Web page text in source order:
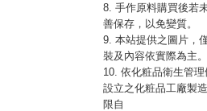
8. 手作原料購買後若
善保存，以免變質。
9. 本站提供之圖片，
裝及內容依實際為主。
10. 依化粧品衛生管
設立之化粧品工廠製
限自